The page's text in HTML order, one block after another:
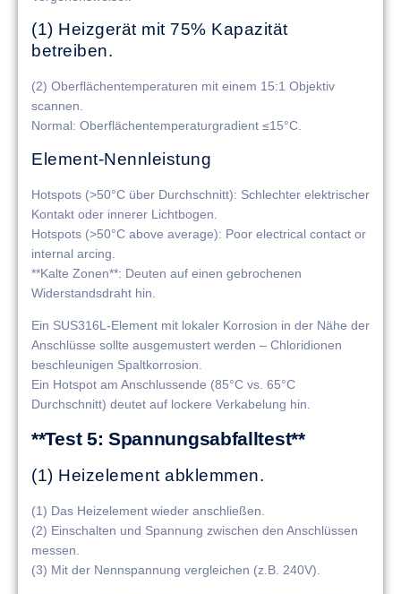
(1) Heizgerät mit 75% Kapazität
betreiben.
(2) Oberflächentemperaturen mit einem 15:1 Objektiv
scannen.
​​Normal​​: Oberflächentemperaturgradient ≤15°C.
Element-Nennleistung
​​Hotspots (>50°C über Durchschnitt)​​: Schlechter elektrischer
Kontakt oder innerer Lichtbogen.
​​Hotspots (>50°C above average)​​: Poor electrical contact or
internal arcing.
**Kalte Zonen**: Deuten auf einen gebrochenen
Widerstandsdraht hin.
Ein SUS316L-Element mit lokaler Korrosion in der Nähe der
Anschlüsse sollte ausgemustert werden – Chloridionen
beschleunigen Spaltkorrosion.
Ein Hotspot am Anschlussende (85°C vs. 65°C
Durchschnitt) deutet auf lockere Verkabelung hin.
**Test 5: Spannungsabfalltest**
(1) Heizelement abklemmen.
(1) Das Heizelement wieder anschließen.
(2) Einschalten und Spannung zwischen den Anschlüssen
messen.
(3) Mit der Nennspannung vergleichen (z.B. 240V).